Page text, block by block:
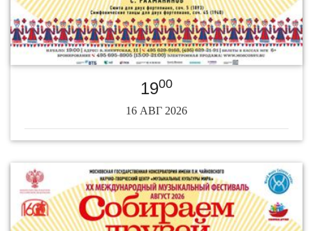
1900
16 АВГ 2026